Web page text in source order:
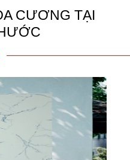
CƯƠNG TẠI